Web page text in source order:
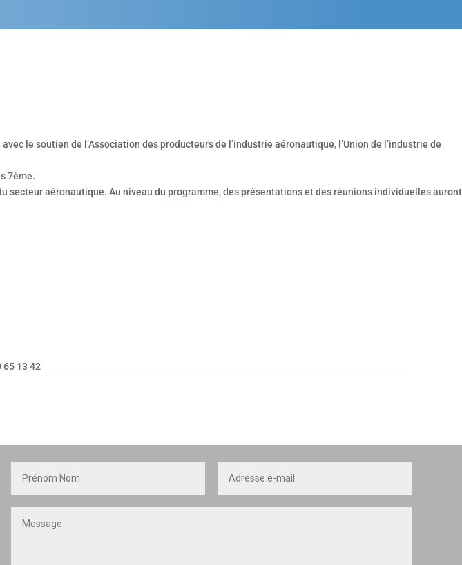
le soutien de l’Association des producteurs de l’industrie aéronautique, l’Union de l’industrie de
7ème.
aéronautique. Au niveau du programme, des présentations et des réunions individuelles auront
65 13 42